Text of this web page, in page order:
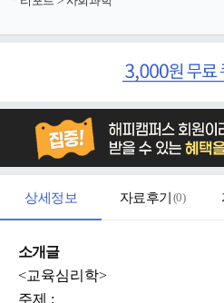
상세정보 자료후기 (0)
소개글
<교육심리학>
주제 :